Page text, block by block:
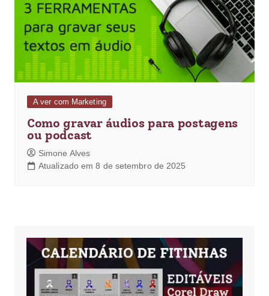
A ver com Marketing
Como gravar áudios para postagens
ou podcast
Simone Alves
Atualizado em 8 de setembro de 2025